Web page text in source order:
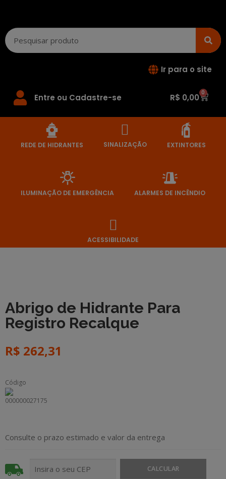
Ir para o site
Entre ou Cadastre-se R$ 0,00 0
REDE DE HIDRANTES SINALIZAÇÃO EXTINTORES
ILUMINAÇÃO DE EMERGÊNCIA ALARMES DE INCÊNDIO
ACESSIBILIDADE
Abrigo de Hidrante Para
Registro Recalque
R$ 262,31
Código
000000027175
Consulte o prazo estimado e valor da entrega